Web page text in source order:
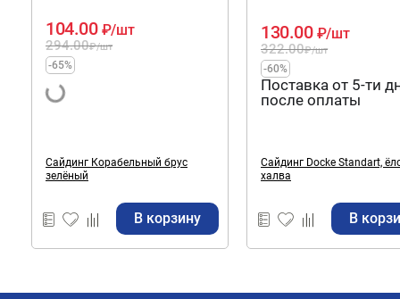
294.00₽/шт
104.00 ₽/шт
-65%
Сайдинг Корабельный брус
зелёный
В корзину
322.00₽/шт
130.00 ₽/шт
-60%
Поставка от 5-ти
после оплаты
Сайдинг Docke Standart,
халва
В